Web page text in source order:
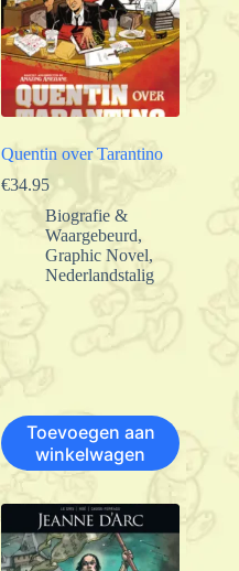
Quentin over Tarantino
€34.95
Biografie &
Waargebeurd,
Graphic Novel,
Nederlandstalig
Toevoegen aan
winkelwagen